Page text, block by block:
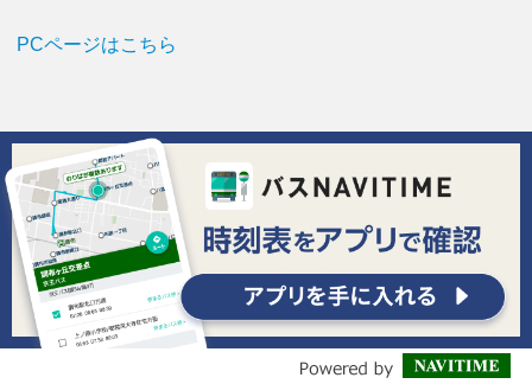
PCページはこちら